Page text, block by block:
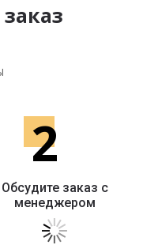
2
Обсудите заказ с
менеджером